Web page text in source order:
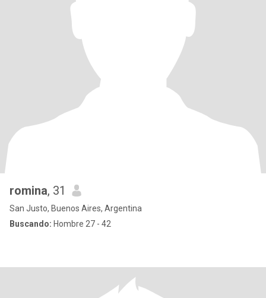
romina, 31
San Justo, Buenos Aires, Argentina
Buscando: Hombre 27 - 42